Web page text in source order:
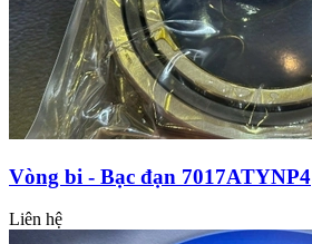
Vòng bi - Bạc đạn 7017ATYNP4
Liên hệ